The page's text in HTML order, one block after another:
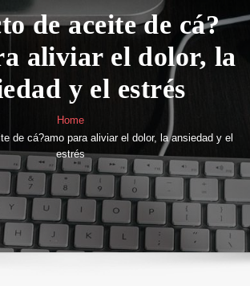
de aceite de cá?
aliviar el dolor, la
y el estrés
Home
de cá?amo para aliviar el dolor, la ansiedad y el
estrés